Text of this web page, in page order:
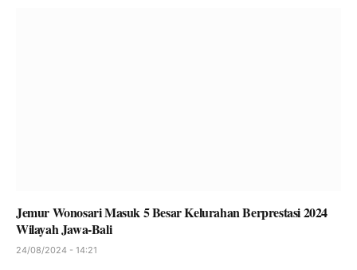
Jemur Wonosari Masuk 5 Besar Kelurahan Berprestasi 2024
Wilayah Jawa-Bali
24/08/2024 - 14:21